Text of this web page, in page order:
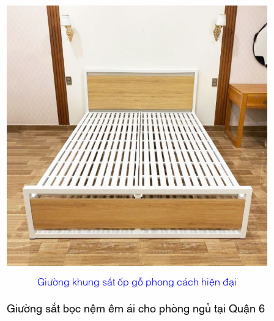
Giường khung sắt ốp gỗ phong cách hiện đại
Giường sắt bọc nệm êm ái cho phòng ngủ tại Quận 6